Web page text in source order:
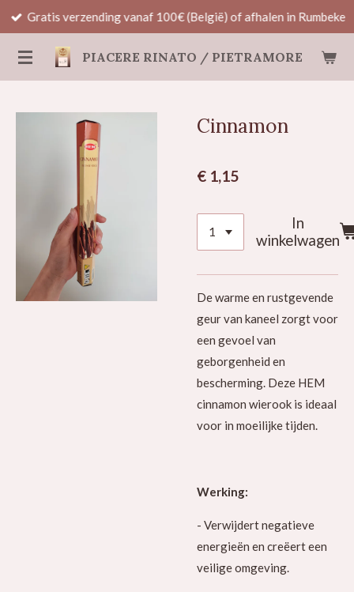
Ga
naar
de
PIACERE RINATO / PIETRAMORE
Gratis verzending vanaf 100€ (België) of afhalen in Rumbeke
Cinnamon
€ 1,15
In
winkelwagen
De warme en rustgevende
geur van kaneel zorgt voor
een gevoel van
geborgenheid en
bescherming. Deze HEM
cinnamon wierook is ideaal
voor in moeilijke tijden.
Werking:
- Verwijdert negatieve
energieën en creëert een
veilige omgeving.